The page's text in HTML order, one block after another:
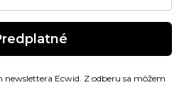
newslettera Ecwid. Z odberu sa môžem